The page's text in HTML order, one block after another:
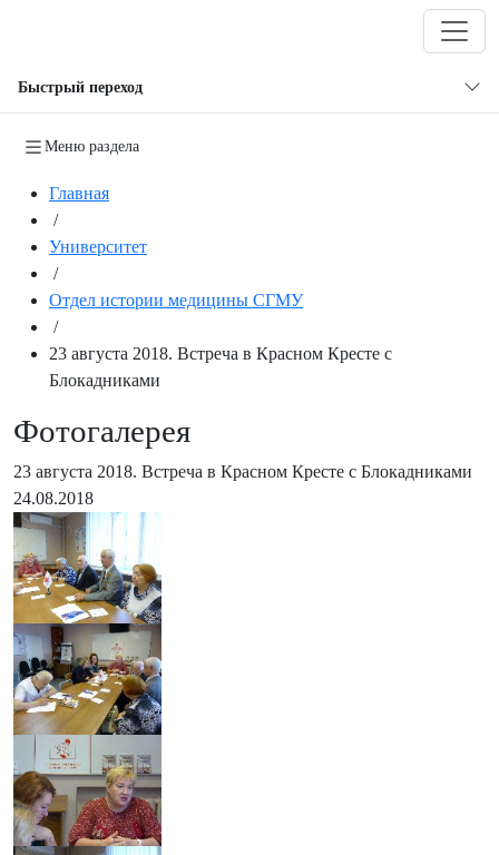
Быстрый переход
Меню раздела
Главная
/
Университет
/
Отдел истории медицины СГМУ
/
23 августа 2018. Встреча в Красном Кресте с
Блокадниками
Фотогалерея
23 августа 2018. Встреча в Красном Кресте с Блокадниками
24.08.2018